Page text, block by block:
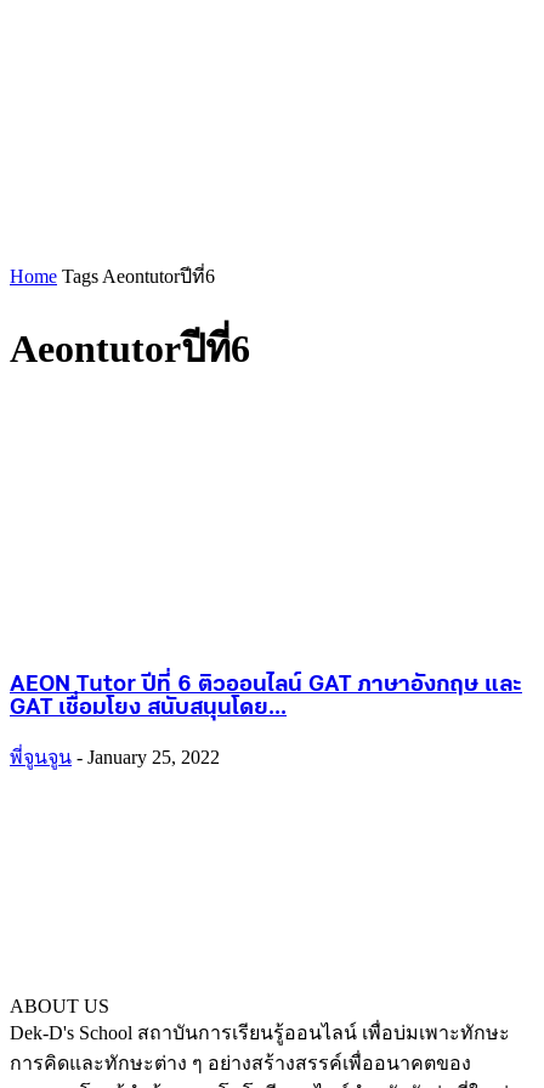
Home Tags Aeontutorปีที่6
Aeontutorปีที่6
AEON Tutor ปีที่ 6 ติวออนไลน์ GAT ภาษาอังกฤษ และ
GAT เชื่อมโยง สนับสนุนโดย...
พี่จูนจูน - January 25, 2022
ABOUT US
Dek-D's School สถาบันการเรียนรู้ออนไลน์ เพื่อบ่มเพาะทักษะ
การคิดและทักษะต่าง ๆ อย่างสร้างสรรค์เพื่ออนาคตของ